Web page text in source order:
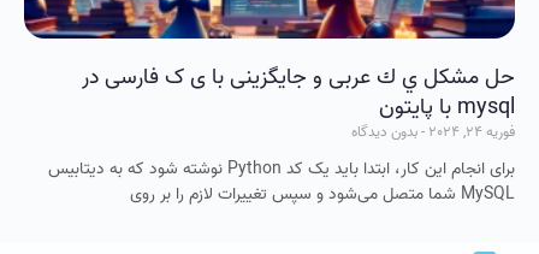
حل مشکل ي ك عربی و جایگزینی با ی ک فارسی در
mysql با پایتون
فوریه 24, 2024 بدون دیدگاه
برای انجام این کار، ابتدا باید یک کد Python نوشته شود که به دیتابیس
MySQL شما متصل می‌شود و سپس تغییرات لازم را بر روی